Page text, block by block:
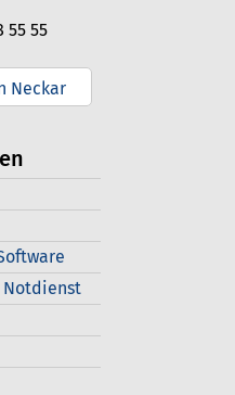
55 55
Neckar
Notdienst